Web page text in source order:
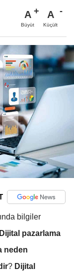
A
Büyüt
A
Küçült
bilgiler
Dijital pazarlama
neden
? Dijital